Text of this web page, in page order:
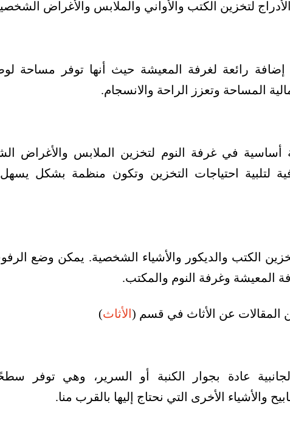
لتخزين الكتب والأواني والملابس والأغراض
إضافة رائعة لغرفة المعيشة حيث أنها توفر مساحة
المساحة وتعزز الراحة والانسجام.
أساسية في غرفة النوم لتخزين الملابس والأغراض
لتلبية احتياجات التخزين وتكون منظمة بشكل
الكتب والديكور والأشياء الشخصية. يمكن وضع
المعيشة وغرفة النوم والمكتب.
المقالات عن الأثاث في قسم (الأثاث)
عادة بجوار الكنبة أو السرير، وهي توفر
والأشياء الأخرى التي نحتاج إليها بالقرب منا.